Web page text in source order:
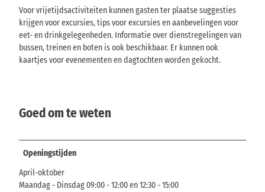
Voor vrijetijdsactiviteiten kunnen gasten ter plaatse suggesties
krijgen voor excursies, tips voor excursies en aanbevelingen voor
eet- en drinkgelegenheden. Informatie over dienstregelingen van
bussen, treinen en boten is ook beschikbaar. Er kunnen ook
kaartjes voor evenementen en dagtochten worden gekocht.
Goed om te weten
Openingstijden
April-oktober
Maandag - Dinsdag 09:00 - 12:00 en 12:30 - 15:00